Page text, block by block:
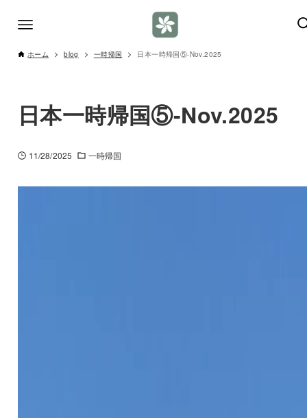
ホーム blog 一時帰国 日本一時帰国⑤-Nov.2025
日本一時帰国⑤-Nov.2025
11/28/2025 一時帰国